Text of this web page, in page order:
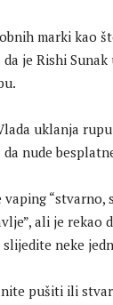
marki kao
je Rishi
uklanja
nude
vaping
ali je rekao
neke
pušiti ili